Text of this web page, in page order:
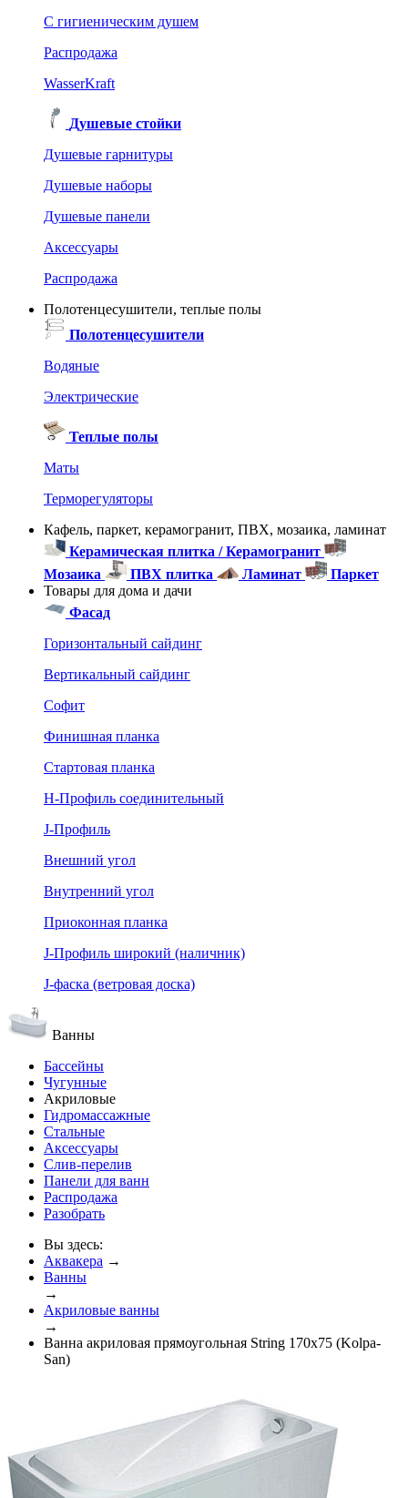
C гигиеническим душем
Распродажа
WasserKraft
Душевые стойки
Душевые гарнитуры
Душевые наборы
Душевые панели
Аксессуары
Распродажа
Полотенцесушители, теплые полы
Полотенцесушители
Водяные
Электрические
Теплые полы
Маты
Терморегуляторы
Кафель, паркет, керамогранит, ПВХ, мозаика, ламинат
Керамическая плитка / Керамогранит
Мозаика
ПВХ плитка Ламинат
Паркет
Товары для дома и дачи
Фасад
Горизонтальный сайдинг
Вертикальный сайдинг
Софит
Финишная планка
Стартовая планка
Н-Профиль соединительный
J-Профиль
Внешний угол
Внутренний угол
Приоконная планка
J-Профиль широкий (наличник)
J-фаска (ветровая доска)
Ванны
Бассейны
Чугунные
Акриловые
Гидромассажные
Стальные
Аксессуары
Слив-перелив
Панели для ванн
Распродажа
Разобрать
Вы здесь:
Аквакера →
Ванны
→
Акриловые ванны
→
Ванна акриловая прямоугольная String 170x75 (Kolpa-
San)